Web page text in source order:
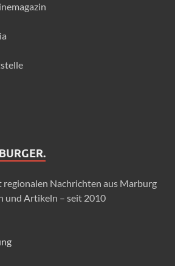
Nachrichten aus Marburg
und Artikeln – seit 2010